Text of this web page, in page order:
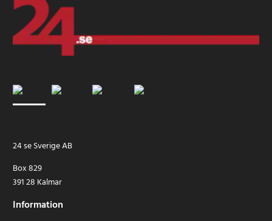
24 se Sverige AB
Box 829
391 28 Kalmar
Information